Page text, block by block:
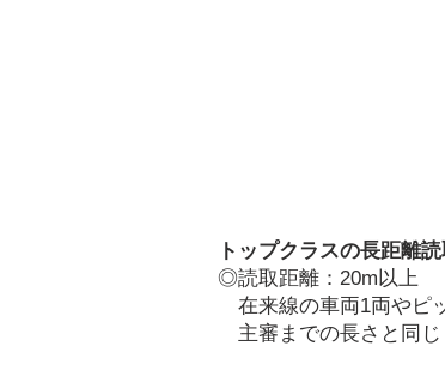
トップクラスの長距離
◎読取距離：20m以上
在来線の車両1両やピ
主審までの長さと同